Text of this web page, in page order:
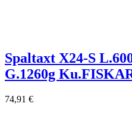
Spaltaxt X24-S
G.1260g
74,91 €